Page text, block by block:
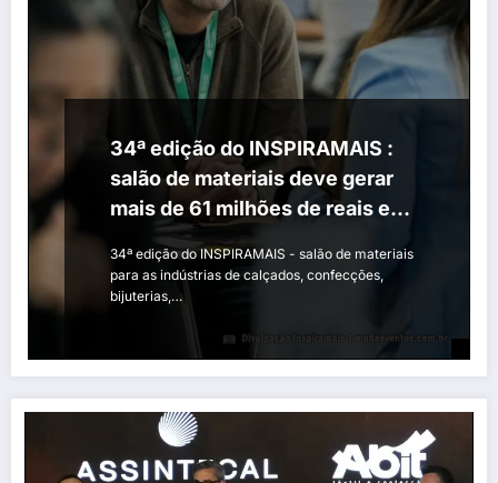
34ª edição do INSPIRAMAIS :
salão de materiais deve gerar
mais de 61 milhões de reais em
negócios com o mercado
internacional
34ª edição do INSPIRAMAIS - salão de materiais
para as indústrias de calçados, confecções,
bijuterias,…